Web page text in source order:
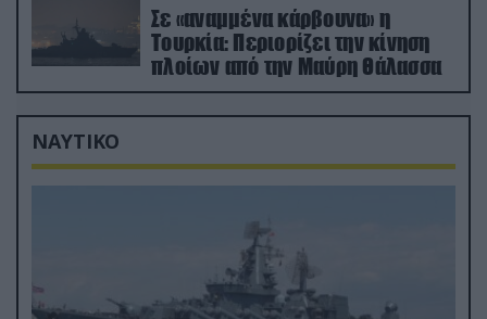
Σε «αναμμένα κάρβουνα» η
Τουρκία: Περιορίζει την κίνηση
πλοίων από την Μαύρη Θάλασσα
ΝΑΥΤΙΚΟ